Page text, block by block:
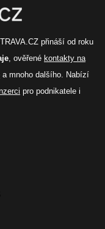
přináší od roku
, ověřené kontakty na
a mnoho dalšího. Nabízí
pro podnikatele i